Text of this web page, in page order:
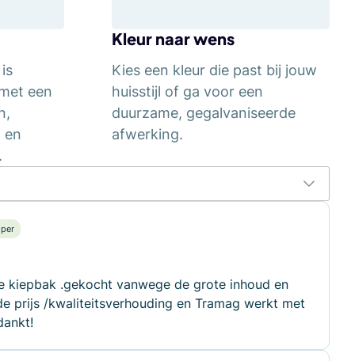
kiepbak .gekocht vanwege de grote inhoud en
prijs /kwaliteitsverhouding en Tramag werkt met
een
en
Kleur naar wens
Kies een kleur die past bij jouw
huisstijl of ga voor een
duurzame, gegalvaniseerde
afwerking.